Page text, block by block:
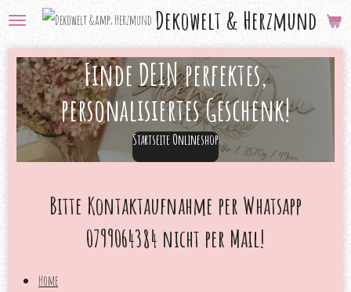
Zum
Hauptinhalt
springen
Dekowelt & Herzmund
Finde DEIN perfektes,
personalisiertes Geschenk!
Startseite Onlineshop
Bitte Kontaktaufnahme per Whatsapp
0799064384 nicht per Mail!
Home